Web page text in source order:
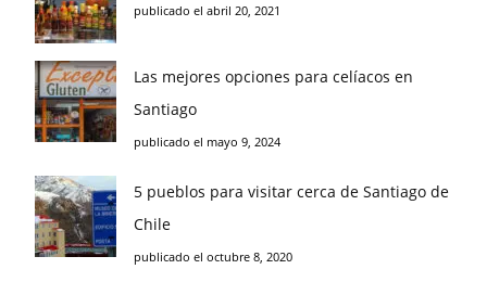
publicado el abril 20, 2021
Las mejores opciones para celíacos en
Santiago
publicado el mayo 9, 2024
5 pueblos para visitar cerca de Santiago de
Chile
publicado el octubre 8, 2020